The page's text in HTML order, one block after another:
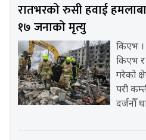
रातभरको रुसी हवाई
१७ जनाको मृत्यु
किएभ ।
किएभ
गरेको
परी
दर्जनौँ